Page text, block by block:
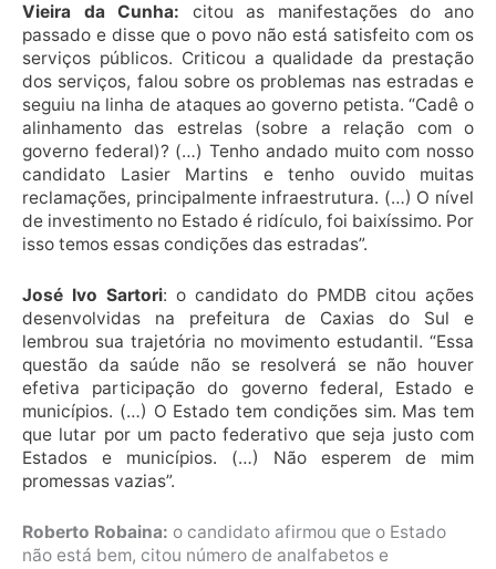
Vieira da Cunha: citou as manifestações do ano
passado e disse que o povo não está satisfeito com os
serviços públicos. Criticou a qualidade da prestação
dos serviços, falou sobre os problemas nas estradas e
seguiu na linha de ataques ao governo petista. “Cadê o
alinhamento das estrelas (sobre a relação com o
governo federal)? (…) Tenho andado muito com nosso
candidato Lasier Martins e tenho ouvido muitas
reclamações, principalmente infraestrutura. (…) O nível
de investimento no Estado é ridículo, foi baixíssimo. Por
isso temos essas condições das estradas”.
José Ivo Sartori: o candidato do PMDB citou ações
desenvolvidas na prefeitura de Caxias do Sul e
lembrou sua trajetória no movimento estudantil. “Essa
questão da saúde não se resolverá se não houver
efetiva participação do governo federal, Estado e
municípios. (…) O Estado tem condições sim. Mas tem
que lutar por um pacto federativo que seja justo com
Estados e municípios. (…) Não esperem de mim
promessas vazias”.
Roberto Robaina: o candidato afirmou que o Estado
não está bem, citou número de analfabetos e